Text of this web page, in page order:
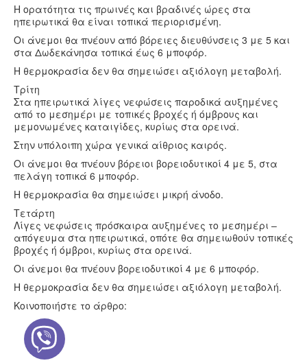
Η ορατότητα τις πρωινές και βραδινές ώρες στα
ηπειρωτικά θα είναι τοπικά περιορισμένη.
Οι άνεμοι θα πνέουν από βόρειες διευθύνσεις 3 με 5 και
στα Δωδεκάνησα τοπικά έως 6 μποφόρ.
Η θερμοκρασία δεν θα σημειώσει αξιόλογη μεταβολή.
Τρίτη
Στα ηπειρωτικά λίγες νεφώσεις παροδικά αυξημένες
από το μεσημέρι με τοπικές βροχές ή όμβρους και
μεμονωμένες καταιγίδες, κυρίως στα ορεινά.
Στην υπόλοιπη χώρα γενικά αίθριος καιρός.
Οι άνεμοι θα πνέουν βόρειοι βορειοδυτικοί 4 με 5, στα
πελάγη τοπικά 6 μποφόρ.
Η θερμοκρασία θα σημειώσει μικρή άνοδο.
Τετάρτη
Λίγες νεφώσεις πρόσκαιρα αυξημένες το μεσημέρι –
απόγευμα στα ηπειρωτικά, οπότε θα σημειωθούν τοπικές
βροχές ή όμβροι, κυρίως στα ορεινά.
Οι άνεμοι θα πνέουν βορειοδυτικοί 4 με 6 μποφόρ.
Η θερμοκρασία δεν θα σημειώσει αξιόλογη μεταβολή.
Κοινοποιήστε το άρθρο: